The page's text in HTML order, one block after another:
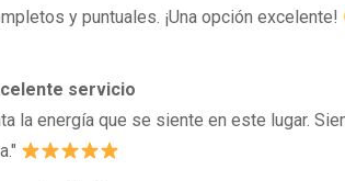
y puntuales. ¡Una opción excelente!
servicio
la energía que se siente en este lugar.